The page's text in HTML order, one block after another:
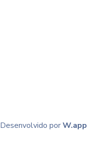
Desenvolvido porW.app